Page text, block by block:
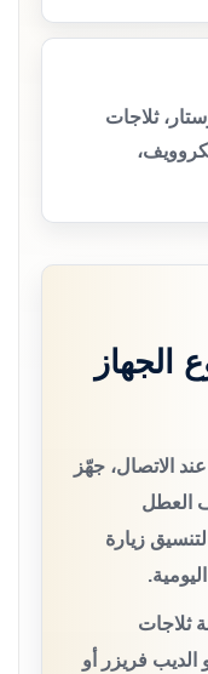
ثلاجات
الجهاز
الاتصال، جهّز
العطل
زيارة
ثلاجات
الديب فريزر أو